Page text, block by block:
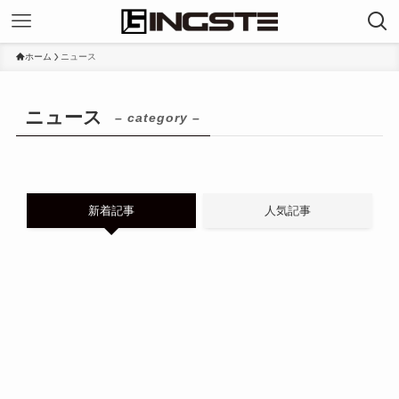
ホーム ニュース
ニュース – category –
新着記事 人気記事